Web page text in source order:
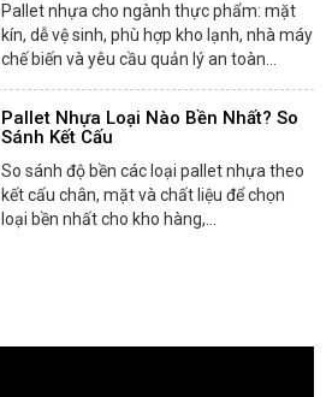
Pallet nhựa cho ngành thực phẩm: mặt
kín, dễ vệ sinh, phù hợp kho lạnh, nhà máy
chế biến và yêu cầu quản lý an toàn...
Pallet Nhựa Loại Nào Bền Nhất? So
Sánh Kết Cấu
So sánh độ bền các loại pallet nhựa theo
kết cấu chân, mặt và chất liệu để chọn
loại bền nhất cho kho hàng,...